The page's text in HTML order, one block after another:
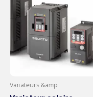
Variateurs &amp